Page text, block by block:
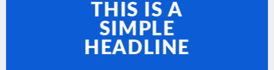
THIS IS A
SIMPLE
HEADLINE